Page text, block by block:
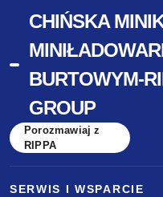
CHIŃSKA
BURTOWYM-
GROUP
Porozmawiaj z
RIPPA
SERWIS I WSPARCIE